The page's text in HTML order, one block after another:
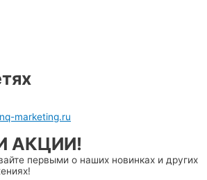
marketing.ru
АКЦИИ!
первыми о наших новинках и других